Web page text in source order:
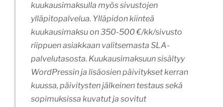
kuukausimaksulla myös sivustojen
ylläpitopalvelua. Ylläpidon kiinteä
kuukausimaksu on 350-500 €/kk/sivusto
riippuen asiakkaan valitsemasta SLA-
palvelutasosta. Kuukausimaksuun sisältyy
WordPressin ja lisäosien päivitykset kerran
kuussa, päivitysten jälkeinen testaus sekä
sopimuksissa kuvatut ja sovitut